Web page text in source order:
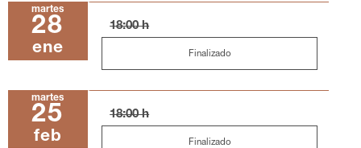
martes
28
ene
18:00 h
Finalizado
martes
25
feb
18:00 h
Finalizado